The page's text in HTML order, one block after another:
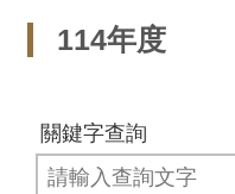
114年度
關鍵字查詢